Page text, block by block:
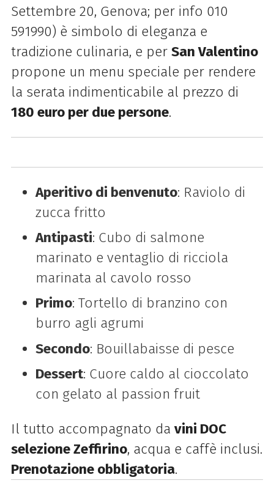
Settembre 20, Genova; per info 010
591990) è simbolo di eleganza e
tradizione culinaria, e per San Valentino
propone un menu speciale per rendere
la serata indimenticabile al prezzo di
180 euro per due persone.
Aperitivo di benvenuto: Raviolo di
zucca fritto
Antipasti: Cubo di salmone
marinato e ventaglio di ricciola
marinata al cavolo rosso
Primo: Tortello di branzino con
burro agli agrumi
Secondo: Bouillabaisse di pesce
Dessert: Cuore caldo al cioccolato
con gelato al passion fruit
Il tutto accompagnato da vini DOC
selezione Zeffirino, acqua e caffè inclusi.
Prenotazione obbligatoria.